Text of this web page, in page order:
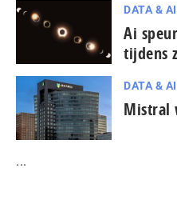
DATA & AI
Ai
tijdens
DATA & AI
Mistral
...